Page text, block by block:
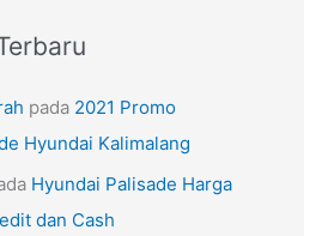
pada 2021 Promo
Hyundai Kalimalang
Hyundai Palisade Harga
dan Cash